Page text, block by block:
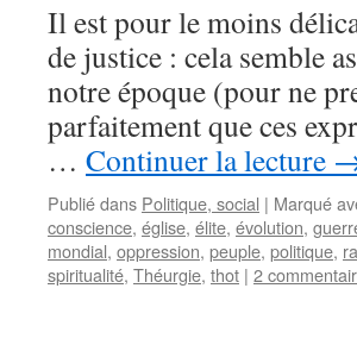
Il est pour le moins
de justice : cela semble
notre époque (pour ne
parfaitement que ces
… Continuer la lecture
Publié dans Politique, social | Marqué
conscience, église, élite, évolution,
mondial, oppression, peuple, politique,
spiritualité, Théurgie, thot | 2